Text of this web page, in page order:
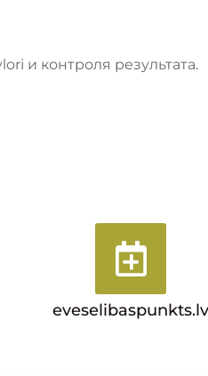
и контроля результата.
eveselibaspunkts.lv